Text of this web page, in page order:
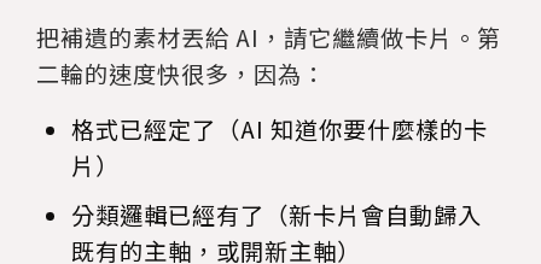
把補遺的素材丟給 AI，請它繼續做卡片。第
二輪的速度快很多，因為：
格式已經定了（AI 知道你要什麼樣的卡
片）
分類邏輯已經有了（新卡片會自動歸入
既有的主軸，或開新主軸）